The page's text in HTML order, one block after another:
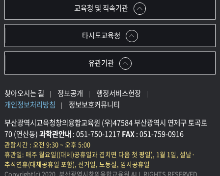
교육청 및 직속기관
타시도교육청
유관기관
찾아오시는 길 정보공개
행정서비스헌장
개인정보처리방침
정보보호커뮤니티
부산광역시교육청창의융합교육원 (우)47584 부산광역시 연제구 토곡로
70 (연산동)과학관안내 : 051-750-1217FAX: 051-759-0916
관람시간 : 오전 9:30 ~ 오후 5:00
휴관일: 매주 월요일((대체)공휴일과 겹치면 다음 첫 평일), 1월 1일, 설날·
추석연휴(대체공휴일 포함), 선거일, 노동절, 임시공휴일
Copyright(c) 2020. 부산광역시창의융합교육원 ALL RIGHTS RESERVED.